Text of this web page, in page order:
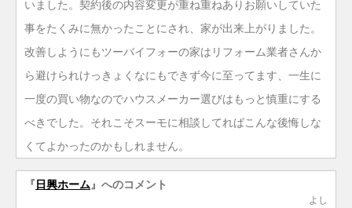
いました。契約後の内容変更が重ね重ねありお願いしていた
事をたくみに無かったことにされ、家が出来上がりました。
改善しようにもツーバイフォーの家はリフォーム業者さんか
ら避けられけっきょくなにもできず今に至ってます、一生に
一度の買い物なのでハウスメーカー選びはもっと慎重にする
べきでした。それこそスーモに相談してればこんな後悔しな
くてよかったのかもしれません。
『 日興ホーム 』へのコメント
よし